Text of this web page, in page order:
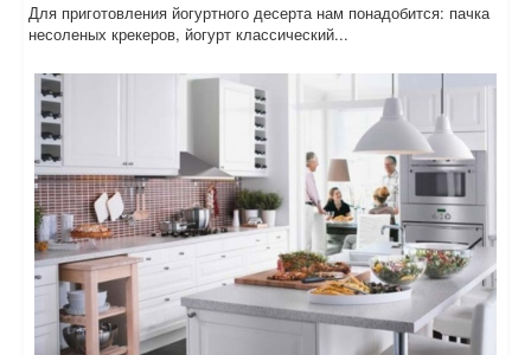
Для приготовления йогуртного десерта нам понадобится: пачка
несоленых крекеров, йогурт классический...